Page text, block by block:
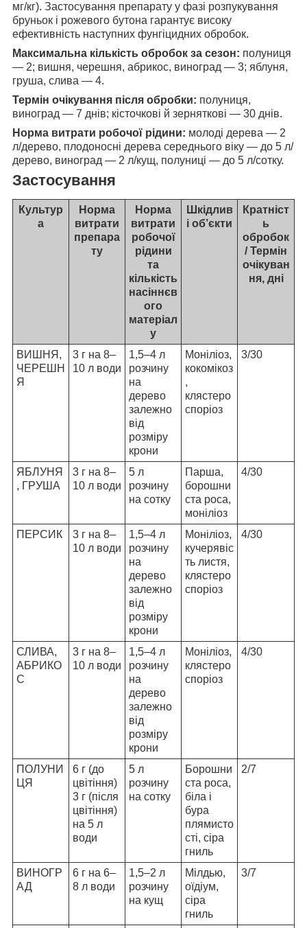
мг/кг). Застосування препарату у фазі розпукування
бруньок і рожевого бутона гарантує високу
ефективність наступних фунгіцидних обробок.
Максимальна кількість обробок за сезон: полуниця
— 2; вишня, черешня, абрикос, виноград — 3; яблуня,
груша, слива — 4.
Термін очікування після обробки: полуниця,
виноград — 7 днів; кісточкові й зерняткові — 30 днів.
Норма витрати робочої рідини: молоді дерева — 2
л/дерево, плодоносні дерева середнього віку — до 5 л/
дерево, виноград — 2 л/кущ, полуниці — до 5 л/сотку.
Застосування
Культур
а
Норма
витрати
препара
ту
Норма
витрати
робочої
рідини
та
кількість
насіннєв
ого
матеріал
у
Шкідлив
і об’єкти
Кратніст
ь
обробок
/ Термін
очікуван
ня, дні
ВИШНЯ,
ЧЕРЕШН
Я
3 г на 8–
10 л води
1,5–4 л
розчину
на
дерево
залежно
від
розміру
крони
Моніліоз,
кокомікоз
,
клястеро
споріоз
3/30
ЯБЛУНЯ
, ГРУША
3 г на 8–
10 л води
5 л
розчину
на сотку
Парша,
борошни
ста роса,
моніліоз
4/30
ПЕРСИК
3 г на 8–
10 л води
1,5–4 л
розчину
на
дерево
залежно
від
розміру
крони
Моніліоз,
кучерявіс
ть листя,
клястеро
споріоз
4/30
СЛИВА,
АБРИКО
С
3 г на 8–
10 л води
1,5–4 л
розчину
на
дерево
залежно
від
розміру
крони
Моніліоз,
клястеро
споріоз
4/30
ПОЛУНИ
ЦЯ
6 г (до
цвітіння)
3 г (після
цвітіння)
на 5 л
води
5 л
розчину
на сотку
Борошни
ста роса,
біла і
бура
плямисто
сті, сіра
гниль
2/7
ВИНОГР
АД
6 г на 6–
8 л води
1,5–2 л
розчину
на кущ
Мілдью,
оїдіум,
сіра
гниль
3/7